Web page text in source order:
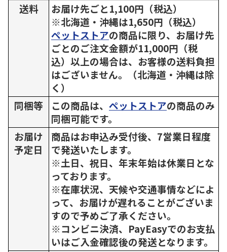
送料
お届け先ごと1,100円（税込）
※北海道・沖縄は1,650円（税込）
ペットストアの商品に限り、お届け先
ごとのご注文金額が11,000円（税
込）以上の場合は、お客様の送料負担
はございません。（北海道・沖縄は除
く）
同梱等
この商品は、 ペットストアの商品のみ
同梱可能です。
お届け
予定日
商品はお申込み受付後、7営業日程度
で発送いたします。
※土日、祝日、年末年始は休業日とな
っております。
※在庫状況、天候や交通事情などによ
って、お届けが遅れることがございま
すので予めご了承ください。
※コンビニ決済、PayEasyでのお支払
いはご入金確認後の発送となります。